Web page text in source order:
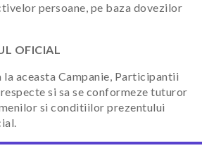
persoane, pe baza dovezilor
OFICIAL
aceasta Campanie, Participantii
si sa se conformeze tuturor
si conditiilor prezentului